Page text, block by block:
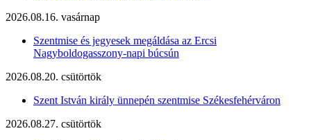
2026.08.16. vasárnap
Szentmise és jegyesek megáldása az Ercsi
Nagyboldogasszony-napi búcsún
2026.08.20. csütörtök
Szent István király ünnepén szentmise Székesfehérváron
2026.08.27. csütörtök